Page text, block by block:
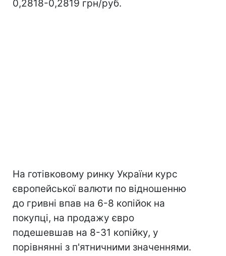
0,2818-0,2819 грн/руб.
На готівковому ринку України курс
європейської валюти по відношенню
до гривні впав на 6-8 копійок на
покупці, на продажу євро
подешевшав на 8-31 копійку, у
порівнянні з п'ятничними значеннями.